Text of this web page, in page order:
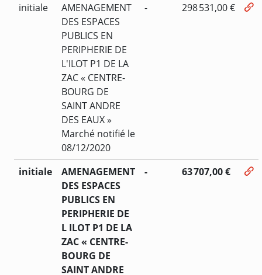
initiale
AMENAGEMENT
DES ESPACES
PUBLICS EN
PERIPHERIE DE
L'ILOT P1 DE LA
ZAC « CENTRE-
BOURG DE
SAINT ANDRE
DES EAUX »
Marché notifié le
08/12/2020
- 298 531,00 €
initiale
AMENAGEMENT
DES ESPACES
PUBLICS EN
PERIPHERIE DE
L ILOT P1 DE LA
ZAC « CENTRE-
BOURG DE
SAINT ANDRE
- 63 707,00 €